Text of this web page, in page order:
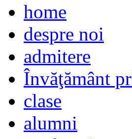
home
despre noi
admitere
Învăţământ
clase
alumni